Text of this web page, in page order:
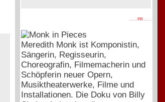
. . . . PR . . . .
Meredith Monk ist Komponistin,
Sängerin, Regisseurin,
Choreografin, Filmemacherin und
Schöpferin neuer Opern,
Musiktheaterwerke, Filme und
Installationen. Die Doku von Billy